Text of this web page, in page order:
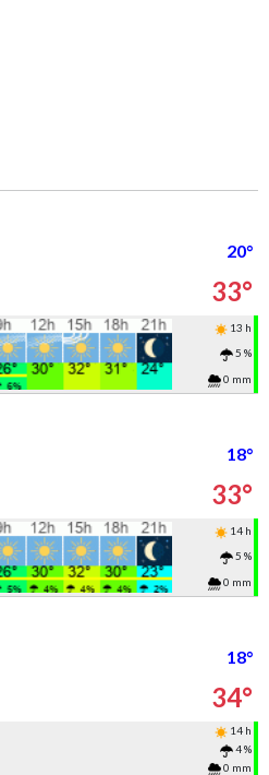
20°
33°
13 h
5 %
0 mm
18°
33°
14 h
5 %
0 mm
18°
34°
14 h
4 %
0 mm